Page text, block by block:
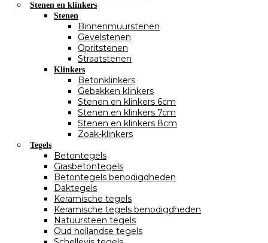
Stenen en klinkers
Stenen
Binnenmuurstenen
Gevelstenen
Opritstenen
Straatstenen
Klinkers
Betonklinkers
Gebakken klinkers
Stenen en klinkers 6cm
Stenen en klinkers 7cm
Stenen en klinkers 8cm
Zoak-klinkers
Tegels
Betontegels
Grasbetontegels
Betontegels benodigdheden
Daktegels
Keramische tegels
Keramische tegels benodigdheden
Natuursteen tegels
Oud hollandse tegels